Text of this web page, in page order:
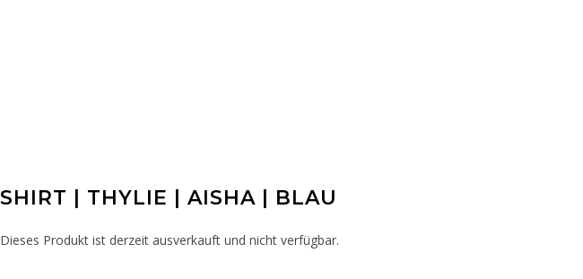
SHIRT | THYLIE | AISHA | BLAU
Dieses Produkt ist derzeit ausverkauft und nicht verfügbar.